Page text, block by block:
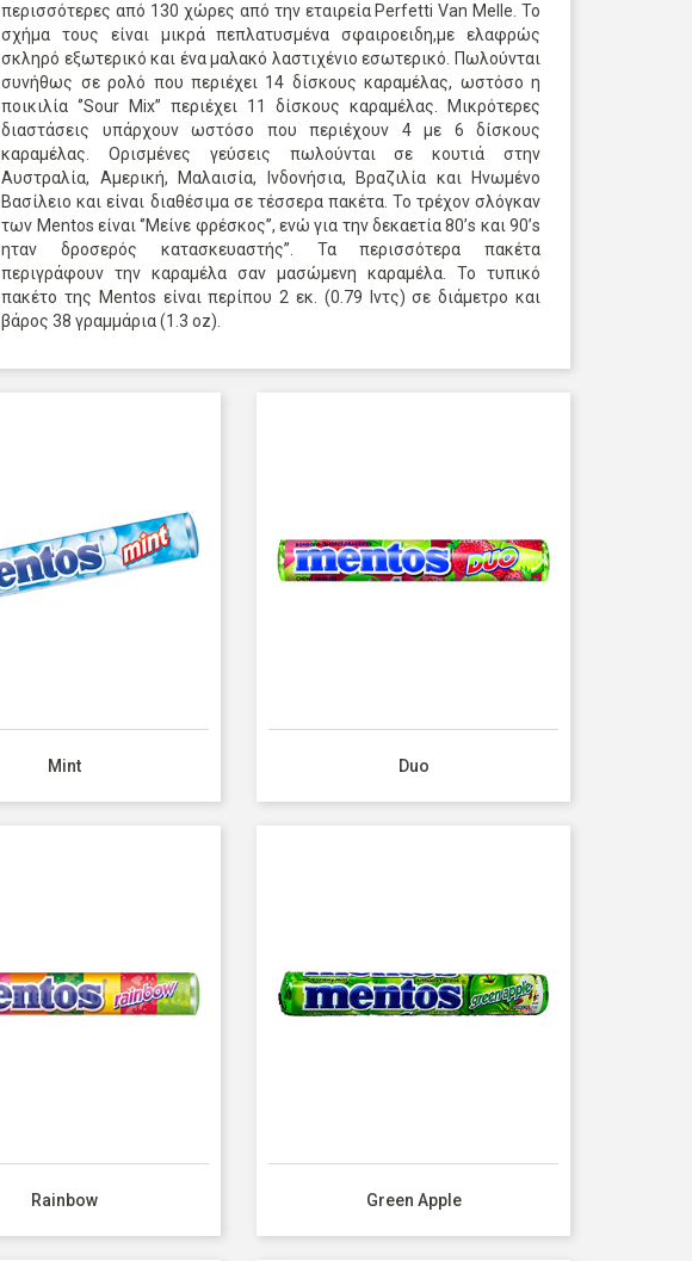
περισσότερες από 130 χώρες από την εταιρεία Perfetti Van Melle. Το
σχήμα τους είναι μικρά πεπλατυσμένα σφαιροειδη,με ελαφρώς
σκληρό εξωτερικό και ένα μαλακό λαστιχένιο εσωτερικό. Πωλούνται
συνήθως σε ρολό που περιέχει 14 δίσκους καραμέλας, ωστόσο η
ποικιλία ‘’Sour Mix’’ περιέχει 11 δίσκους καραμέλας. Μικρότερες
διαστάσεις υπάρχουν ωστόσο που περιέχουν 4 με 6 δίσκους
καραμέλας. Ορισμένες γεύσεις πωλούνται σε κουτιά στην
Αυστραλία, Αμερική, Μαλαισία, Ινδονήσια, Βραζιλία και Ηνωμένο
Βασίλειο και είναι διαθέσιμα σε τέσσερα πακέτα. Το τρέχον σλόγκαν
των Mentos είναι ‘’Μείνε φρέσκος’’, ενώ για την δεκαετία 80’s και 90’s
ηταν δροσερός κατασκευαστής’’. Τα περισσότερα πακέτα
περιγράφουν την καραμέλα σαν μασώμενη καραμέλα. Το τυπικό
πακέτο της Mentos είναι περίπου 2 εκ. (0.79 Ιντς) σε διάμετρο και
βάρος 38 γραμμάρια (1.3 oz).
Mint Duo
Rainbow Green Apple